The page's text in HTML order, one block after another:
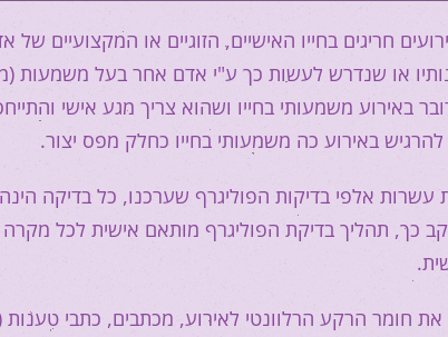
חריגים בחייו האישיים, הזוגיים או המקצועיים של
או שנדרש לעשות כך ע"י אדם אחר בעל משמעות
באירוע משמעותי בחייו ושהוא צריך מגע אישי
באירוע כה משמעותי בחייו כחלק מפס יצור.
עשרות אלפי בדיקות הפוליגרף שערכנו, כל בדיקה
כך, תהליך בדיקת הפוליגרף מותאם אישית לכל
חומר הרקע הרלוונטי לאירוע, מכתבים, כתבי טענות